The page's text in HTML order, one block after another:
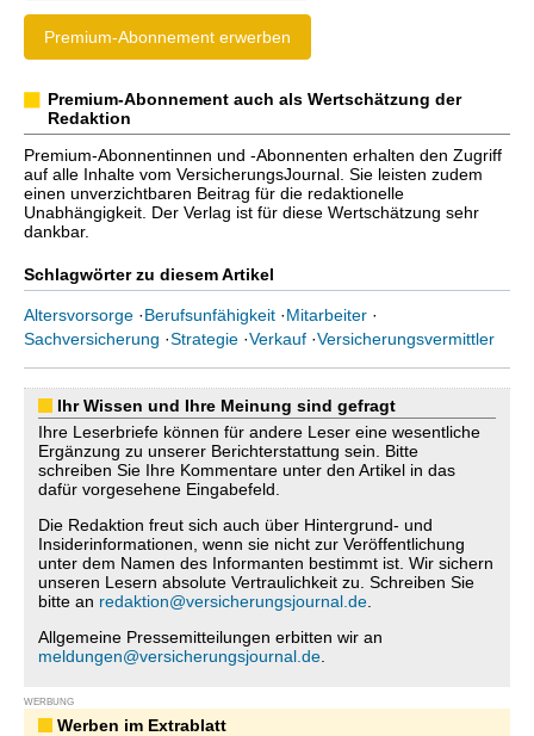
Premium-Abonnement erwerben
Premium-Abonnement auch als Wertschätzung der
Redaktion
Premium-Abonnentinnen und -Abonnenten erhalten den Zugriff
auf alle Inhalte vom VersicherungsJournal. Sie leisten zudem
einen unverzichtbaren Beitrag für die redaktionelle
Unabhängigkeit. Der Verlag ist für diese Wertschätzung sehr
dankbar.
Schlagwörter zu diesem Artikel
Altersvorsorge ·Berufsunfähigkeit ·Mitarbeiter ·
Sachversicherung ·Strategie ·Verkauf ·Versicherungsvermittler
Ihr Wissen und Ihre Meinung sind gefragt
Ihre Leserbriefe können für andere Leser eine wesentliche
Ergänzung zu unserer Berichterstattung sein. Bitte
schreiben Sie Ihre Kommentare unter den Artikel in das
dafür vorgesehene Eingabefeld.
Die Redaktion freut sich auch über Hintergrund- und
Insiderinformationen, wenn sie nicht zur Veröffentlichung
unter dem Namen des Informanten bestimmt ist. Wir sichern
unseren Lesern absolute Vertraulichkeit zu. Schreiben Sie
bitte an redaktion@versicherungsjournal.de
Allgemeine Pressemitteilungen erbitten wir an
meldungen@versicherungsjournal.de
WERBUNG
Werben im Extrablatt